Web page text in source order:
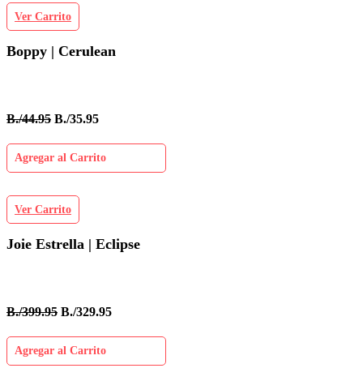
Ver Carrito
Boppy | Cerulean
B./44.95 B./35.95
Agregar al Carrito
Ver Carrito
Joie Estrella | Eclipse
B./399.95 B./329.95
Agregar al Carrito